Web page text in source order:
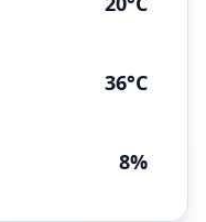
36°C
8%